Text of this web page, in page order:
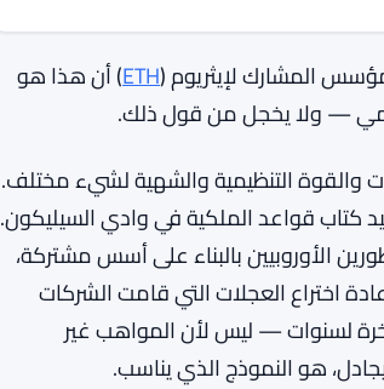
المشارك لإيثريوم (ETH) أن هذا هو
— ولا يخجل من قول ذلك.
والقوة التنظيمية والشهية لشيء مختلف.
كتاب قواعد الملكية في وادي السيليكون.
الأوروبيين بالبناء على أسس مشتركة،
اختراع العجلات التي قامت الشركات
لسنوات — ليس لأن المواهب غير
هو النموذج الذي يناسب.